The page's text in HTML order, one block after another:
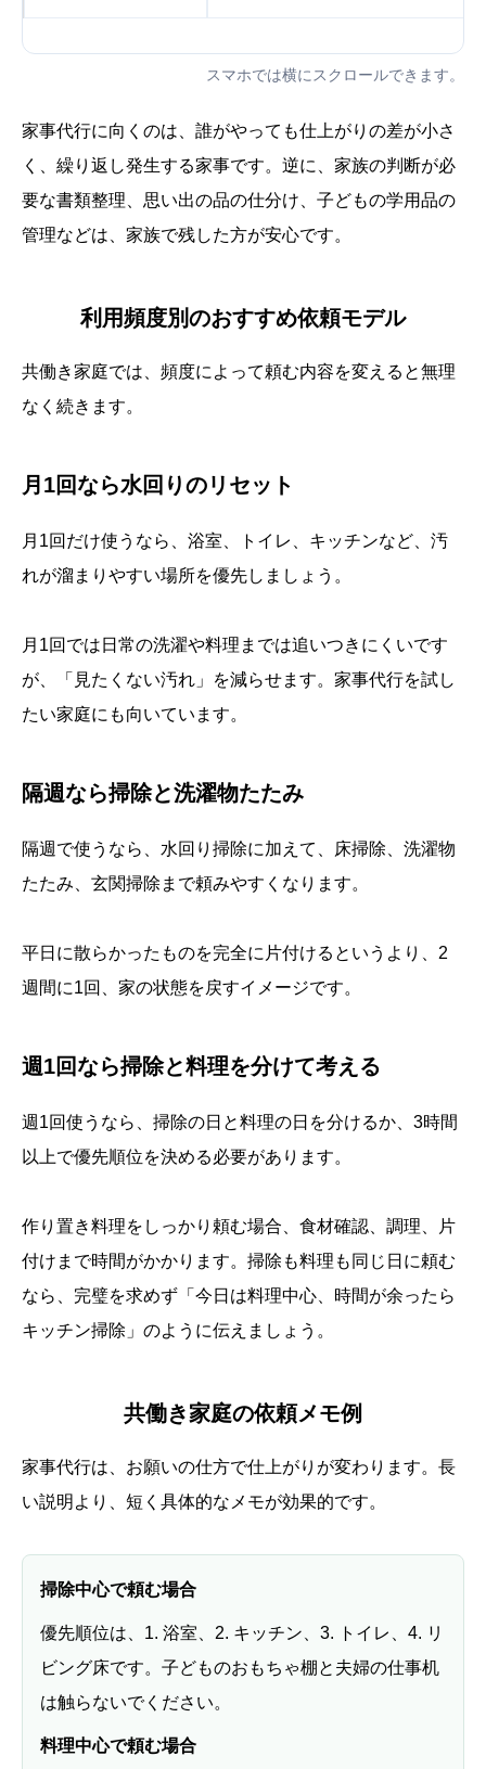
スマホでは横にスクロールできます。
家事代行に向くのは、誰がやっても仕上がりの差が小さ
く、繰り返し発生する家事です。逆に、家族の判断が必
要な書類整理、思い出の品の仕分け、子どもの学用品の
管理などは、家族で残した方が安心です。
利用頻度別のおすすめ依頼モデル
共働き家庭では、頻度によって頼む内容を変えると無理
なく続きます。
月1回なら水回りのリセット
月1回だけ使うなら、浴室、トイレ、キッチンなど、汚
れが溜まりやすい場所を優先しましょう。
月1回では日常の洗濯や料理までは追いつきにくいです
が、「見たくない汚れ」を減らせます。家事代行を試し
たい家庭にも向いています。
隔週なら掃除と洗濯物たたみ
隔週で使うなら、水回り掃除に加えて、床掃除、洗濯物
たたみ、玄関掃除まで頼みやすくなります。
平日に散らかったものを完全に片付けるというより、2
週間に1回、家の状態を戻すイメージです。
週1回なら掃除と料理を分けて考える
週1回使うなら、掃除の日と料理の日を分けるか、3時間
以上で優先順位を決める必要があります。
作り置き料理をしっかり頼む場合、食材確認、調理、片
付けまで時間がかかります。掃除も料理も同じ日に頼む
なら、完璧を求めず「今日は料理中心、時間が余ったら
キッチン掃除」のように伝えましょう。
共働き家庭の依頼メモ例
家事代行は、お願いの仕方で仕上がりが変わります。長
い説明より、短く具体的なメモが効果的です。
掃除中心で頼む場合
優先順位は、1. 浴室、2. キッチン、3. トイレ、4. リ
ビング床です。子どものおもちゃ棚と夫婦の仕事机
は触らないでください。
料理中心で頼む場合